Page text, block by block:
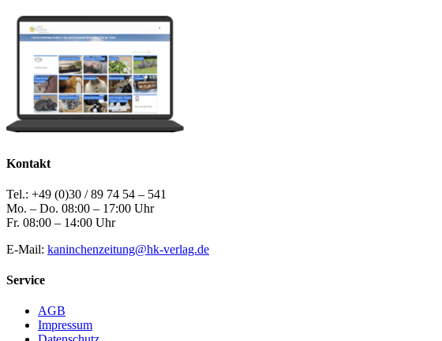
Kontakt
Tel.: +49 (0)30 / 89 74 54 – 541
Mo. – Do. 08:00 – 17:00 Uhr
Fr. 08:00 – 14:00 Uhr
E-Mail: kaninchenzeitung@hk-verlag.de
Service
AGB
Impressum